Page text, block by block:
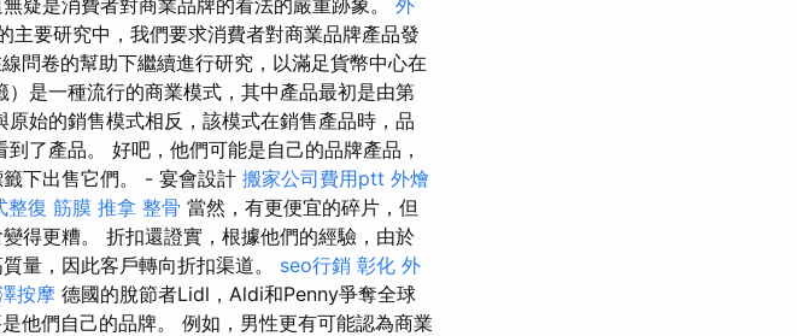
主要研究中，我們要求消費者對商業品牌產品發
問卷的幫助下繼續進行研究，以滿足貨幣中心在
是一種流行的商業模式，其中產品最初是由第
始的銷售模式相反，該模式在銷售產品時，品
了產品。 好吧，他們可能是自己的品牌產品，
下出售它們。 - 宴會設計 搬家公司費用ptt 外燴
整復 筋膜 推拿 整骨 當然，有更便宜的碎片，但
得更糟。 折扣還證實，根據他們的經驗，由於
量，因此客戶轉向折扣渠道。 seo行銷 彰化 外
按摩 德國的脫節者Lidl，Aldi和Penny爭奪全球
他們自己的品牌。 例如，男性更有可能認為商業